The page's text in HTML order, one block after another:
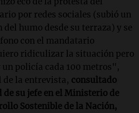
por redes sociales (subió un
humo desde su terraza) y se
con el mandatario
ridiculizar la situación pero
un policía cada 100 metros",
de la entrevista, consultado
de su jefe en el Ministerio de
Sostenible de la Nación,